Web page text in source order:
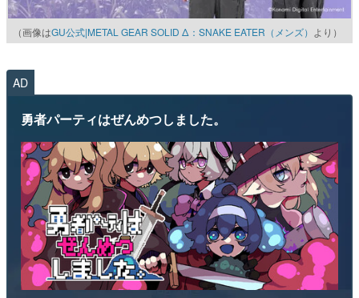
（画像はGU公式|METAL GEAR SOLID Δ：SNAKE EATER（メンズ） より）
AD
勇者パーティはぜんめつしました。